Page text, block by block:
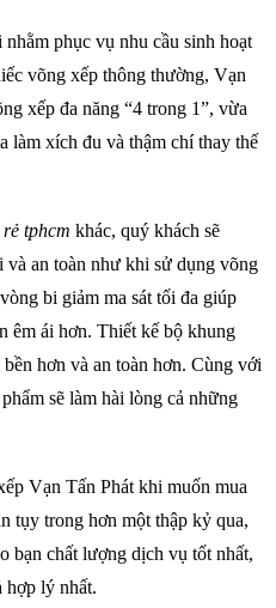
phục vụ nhu cầu sinh hoạt
võng xếp thông thường, Vạn
xếp đa năng “4 trong 1”, vừa
làm xích đu và thậm chí thay thế
tphcm khác, quý khách sẽ
an toàn như khi sử dụng võng
bi giảm ma sát tối đa giúp
êm ái hơn. Thiết kế bộ khung
hơn và an toàn hơn. Cùng với
sẽ làm hài lòng cả những
Vạn Tấn Phát khi muốn mua
tụy trong hơn một thập kỷ qua,
bạn chất lượng dịch vụ tốt nhất,
hợp lý nhất.